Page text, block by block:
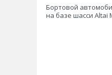
Бортовой
на базе шасси Altai